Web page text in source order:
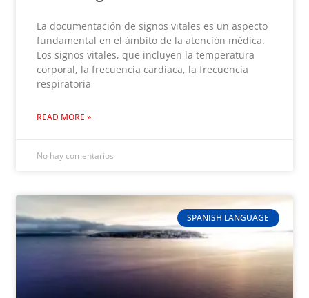
La documentación de signos vitales es un aspecto
fundamental en el ámbito de la atención médica.
Los signos vitales, que incluyen la temperatura
corporal, la frecuencia cardíaca, la frecuencia
respiratoria
READ MORE »
No hay comentarios
SPANISH LANGUAGE